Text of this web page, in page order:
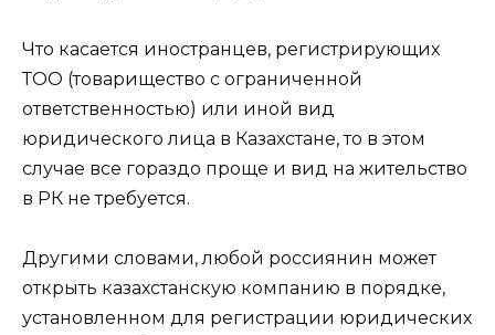
Что касается иностранцев, регистрирующих
ТОО (товарищество с ограниченной
ответственностью) или иной вид
юридического лица в Казахстане, то в этом
случае все гораздо проще и вид на жительство
в РК не требуется.
Другими словами, любой россиянин может
открыть казахстанскую компанию в порядке,
установленном для регистрации юридических